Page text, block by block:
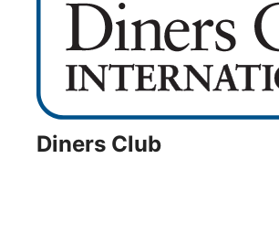
Diners Club